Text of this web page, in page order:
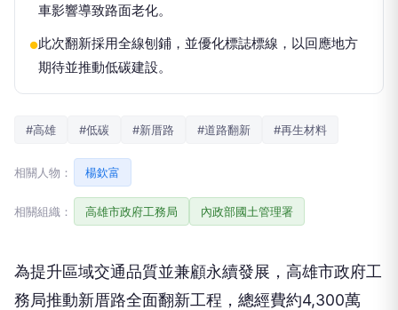
車影響導致路面老化。
●此次翻新採用全線刨鋪，並優化標誌標線，以回應地方
期待並推動低碳建設。
#高雄 #低碳 #新厝路 #道路翻新 #再生材料
相關人物： 楊欽富
相關組織： 高雄市政府工務局 內政部國土管理署
為提升區域交通品質並兼顧永續發展，高雄市政府工
務局推動新厝路全面翻新工程，總經費約4,300萬